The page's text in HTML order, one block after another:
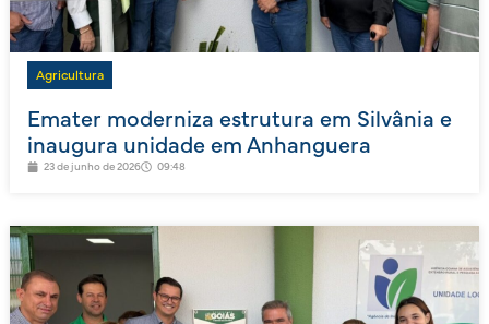
Agricultura
Emater moderniza estrutura em Silvânia e
inaugura unidade em Anhanguera
23 de junho de 2026 09:48